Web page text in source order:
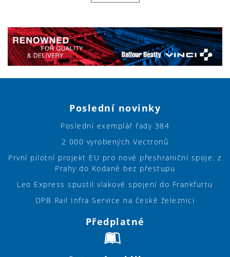
Poslední novinky
Poslední exemplář řady 384
2 000 vyrobených Vectronů
První pilotní projekt EU pro nové přeshraniční spoje: z
Prahy do Kodaně bez přestupu
Leo Express spustil vlakové spojení do Frankfurtu
DPB Rail Infra Service na české železnici
Předplatné